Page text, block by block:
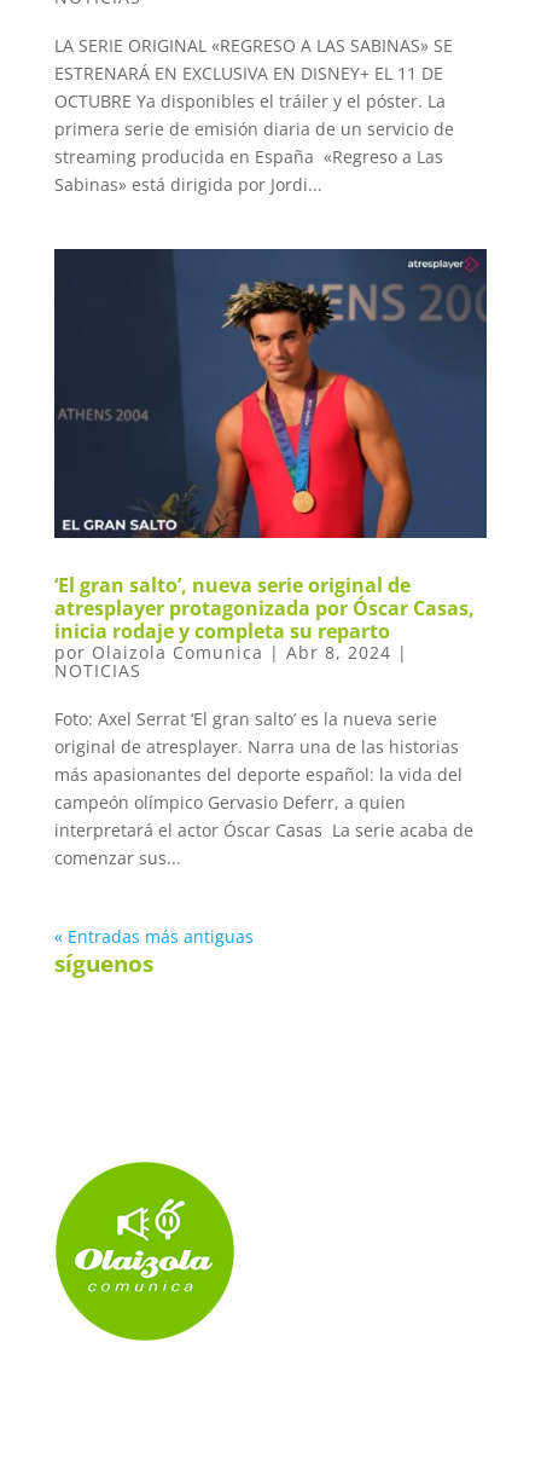
LA SERIE ORIGINAL «REGRESO A LAS SABINAS» SE
ESTRENARÁ EN EXCLUSIVA EN DISNEY+ EL 11 DE
OCTUBRE Ya disponibles el tráiler y el póster. La
primera serie de emisión diaria de un servicio de
streaming producida en España «Regreso a Las
Sabinas» está dirigida por Jordi...
‘El gran salto’, nueva serie original de
atresplayer protagonizada por Óscar Casas,
inicia rodaje y completa su reparto
por Olaizola Comunica | Abr 8, 2024 |
NOTICIAS
Foto: Axel Serrat ‘El gran salto’ es la nueva serie
original de atresplayer. Narra una de las historias
más apasionantes del deporte español: la vida del
campeón olímpico Gervasio Deferr, a quien
interpretará el actor Óscar Casas La serie acaba de
comenzar sus...
« Entradas más antiguas
síguenos